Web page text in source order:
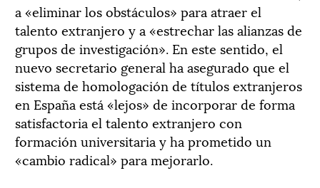
a «eliminar los obstáculos» para atraer el
talento extranjero y a «estrechar las alianzas de
grupos de investigación». En este sentido, el
nuevo secretario general ha asegurado que el
sistema de homologación de títulos extranjeros
en España está «lejos» de incorporar de forma
satisfactoria el talento extranjero con
formación universitaria y ha prometido un
«cambio radical» para mejorarlo.